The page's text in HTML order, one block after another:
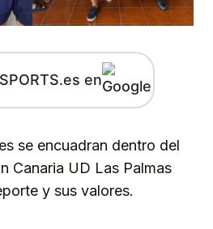
en
se encuadran dentro del
Canaria UD Las Palmas
y sus valores.